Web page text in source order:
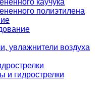
каучука
полиэтилена
увлажнители воздуха
и гидрострелки